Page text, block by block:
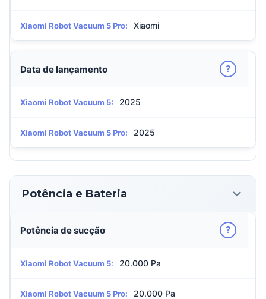
Xiaomi Robot Vacuum 5 Pro: Xiaomi
Data de lançamento ?
Xiaomi Robot Vacuum 5: 2025
Xiaomi Robot Vacuum 5 Pro: 2025
Potência e Bateria
Potência de sucção ?
Xiaomi Robot Vacuum 5: 20.000 Pa
Xiaomi Robot Vacuum 5 Pro: 20.000 Pa